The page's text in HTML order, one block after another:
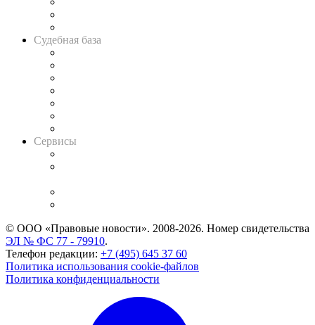
Судебная база
Сервисы
© ООО «Правовые новости». 2008-2026. Номер свидетельства
ЭЛ № ФС 77 - 79910.
Телефон редакции: +7 (495) 645 37 60
Политика использования cookie-файлов
Политика конфиденциальности